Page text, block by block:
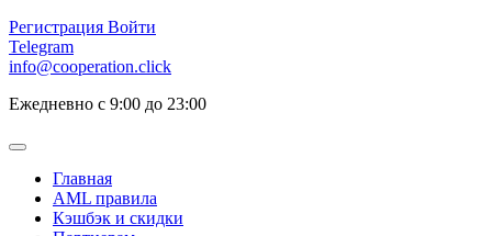
Регистрация Войти
Telegram
info@cooperation.click
Ежедневно с 9:00 до 23:00
Главная
AML правила
Кэшбэк и cкидки